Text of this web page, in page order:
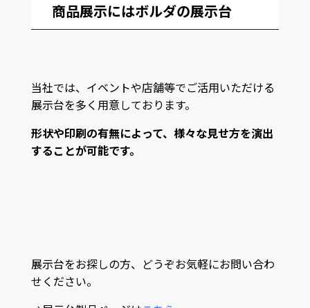
商品展示にはボルダの展示台
当社では、イベントや店舗等でご活用いただける
展示台を多く用意しております。
形状や印刷の有無によって、様々な見せ方を演出
することが可能です。
展示台をお探しの方、どうぞお気軽にお問い合わ
せください。